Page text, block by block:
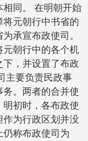
同。 在明朝开始
元朝行中书省的
承宣布政使司。
朝行中的各个机
，并设置了布政
主要负责民政事
。两者的合并使
初时，各布政使
为行政区划并没
称布政使司为